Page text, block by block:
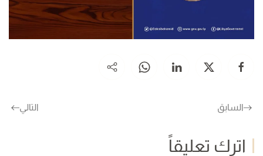
السابق التالي
اترك تعليقاً